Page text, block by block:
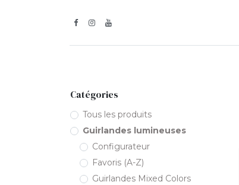
Catégories
Tous les produits
Guirlandes lumineuses
Configurateur
Favoris (A-Z)
Guirlandes Mixed Colors